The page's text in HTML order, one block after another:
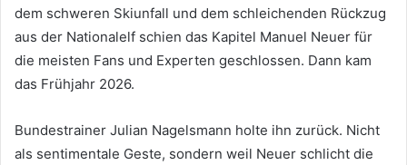
dem schweren Skiunfall und dem schleichenden Rückzug
aus der Nationalelf schien das Kapitel Manuel Neuer für
die meisten Fans und Experten geschlossen. Dann kam
das Frühjahr 2026.
Bundestrainer Julian Nagelsmann holte ihn zurück. Nicht
als sentimentale Geste, sondern weil Neuer schlicht die